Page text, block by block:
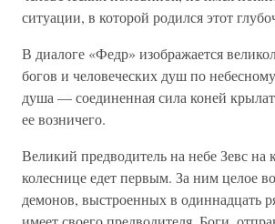
ситуации, в которой родился этот
В диалоге «Федр» изображается
богов и человеческих душ по
душа — соединенная сила коней
ее возничего.
Великий предводитель на небе Зевс на
колеснице едет первым. За ним целое
демонов, выстроенных в одиннадцать